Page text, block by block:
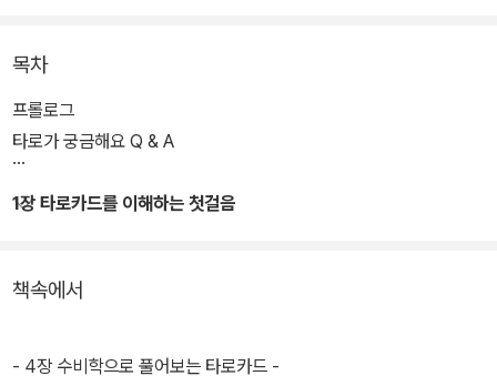
의 통합 해석을 수록했다. 카드 인사이트를 통해 금전, 연애, 직업, 건
강, 관계운 등 구체적인 방향성을 제시하며 상담에서 바로 활용할 수
있는 리딩을 돕는다.
실전 임상 데이터와 다양한 상담 사례, 배열법을 함께 수록했다. 단순
수 있는 실전 안내서다.
목차
프롤로그
타로가 궁금해요 Q & A
1장 타로카드를 이해하는 첫걸음
책속에서
- 4장 수비학으로 풀어보는 타로카드 -